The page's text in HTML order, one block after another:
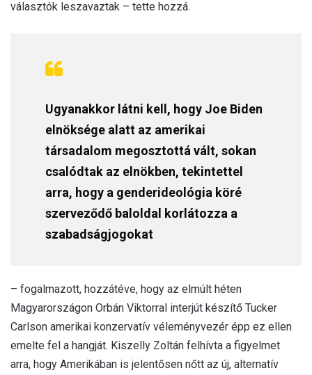
választók leszavaztak – tette hozzá.
Ugyanakkor látni kell, hogy Joe Biden
elnöksége alatt az amerikai
társadalom megosztottá vált, sokan
csalódtak az elnökben, tekintettel
arra, hogy a genderideológia köré
szerveződő baloldal korlátozza a
szabadságjogokat
– fogalmazott, hozzátéve, hogy az elmúlt héten
Magyarországon Orbán Viktorral interjút készítő Tucker
Carlson amerikai konzervatív véleményvezér épp ez ellen
emelte fel a hangját. Kiszelly Zoltán felhívta a figyelmet
arra, hogy Amerikában is jelentősen nőtt az új, alternatív